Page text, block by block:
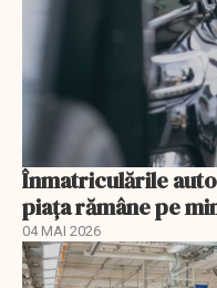
Înmatriculările
piața rămâne pe
04 MAI 2026